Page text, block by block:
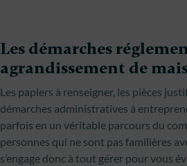
Les démarches
agrandissement de
Les papiers à renseigner, les pièces
démarches administratives à
parfois en un véritable parcours du
personnes qui ne sont pas familières
s’engage donc à tout gérer pour vous